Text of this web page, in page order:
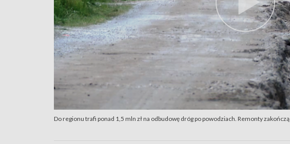
Do regionu trafi ponad 1,5 mln zł na odbudowę dróg po powodziach. Remonty